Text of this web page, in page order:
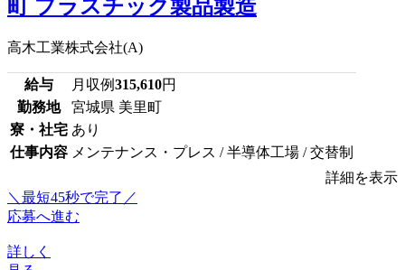
町 プラスチック製品製造
高木工業株式会社(A)
給与 月収例315,610円
勤務地
宮城県 美里町
寮・社宅 あり
仕事内容 メンテナンス・プレス / 半導体工場 / 交替制
詳細を表示
＼最短45秒で完了／
応募へ進む
詳しく